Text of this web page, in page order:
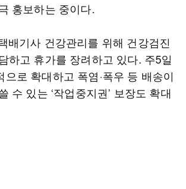
홍보하는 중이다.
배기사 건강관리를 위해 건강검진
하고 휴가를 장려하고 있다. 주5일
으로 확대하고 폭염·폭우 등 배송이
수 있는 ‘작업중지권’ 보장도 확대